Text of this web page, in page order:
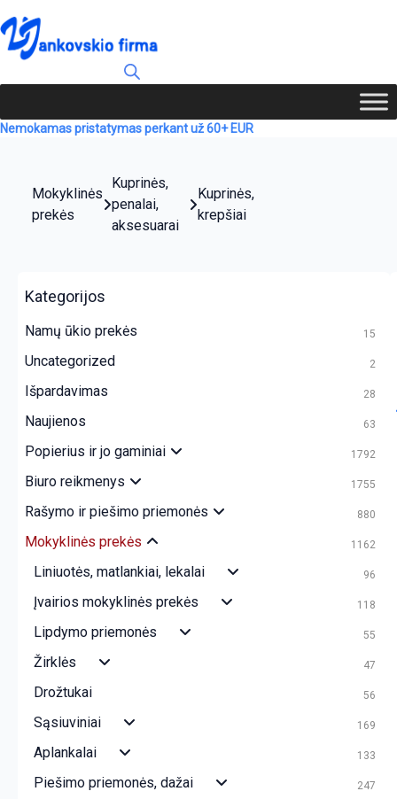
Nemokamas pristatymas perkant už 60+ EUR
Mokyklinės
prekės
Kuprinės,
penalai,
aksesuarai
Kuprinės,
krepšiai
Kategorijos
Namų ūkio prekės 15
Uncategorized 2
Išpardavimas 28
Naujienos 63
Popierius ir jo gaminiai 1792
Biuro reikmenys 1755
Rašymo ir piešimo priemonės 880
Mokyklinės prekės 1162
Liniuotės, matlankiai, lekalai 96
Įvairios mokyklinės prekės 118
Lipdymo priemonės 55
Žirklės 47
Drožtukai 56
Sąsiuviniai 169
Aplankalai 133
Piešimo priemonės, dažai 247